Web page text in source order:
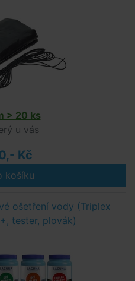
> 20 ks
u vás
Kč
košíku
ošetření vody (Triplex
tester, plovák)